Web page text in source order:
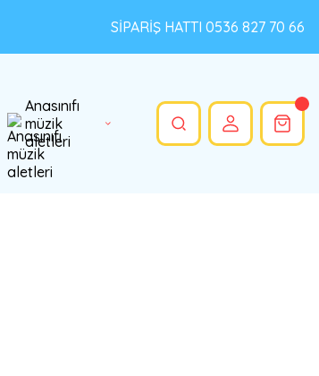
SİPARİŞ HATTI 0536 827 70 66
Anasınıfı
müzik
aletleri